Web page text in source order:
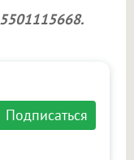
Подписаться